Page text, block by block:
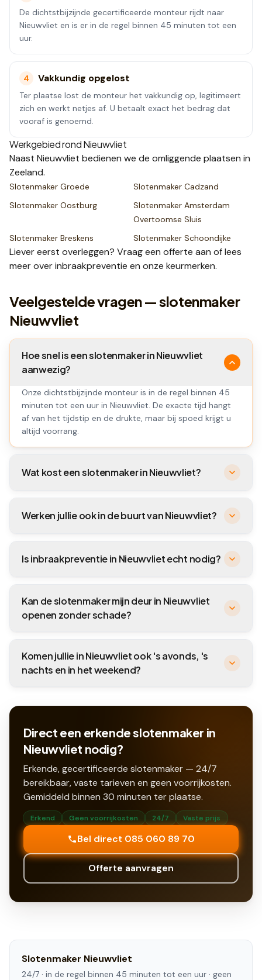
De dichtstbijzijnde gecertificeerde monteur rijdt naar
Nieuwvliet en is er in de regel binnen 45 minuten tot een
uur.
4 Vakkundig opgelost
Ter plaatse lost de monteur het vakkundig op, legitimeert
zich en werkt netjes af. U betaalt exact het bedrag dat
vooraf is genoemd.
Werkgebied rondNieuwvliet
Naast Nieuwvliet bedienen we de omliggende plaatsen in
Zeeland.
Slotenmaker Groede Slotenmaker Cadzand
Slotenmaker Oostburg Slotenmaker Amsterdam
Overtoomse Sluis
Slotenmaker Breskens Slotenmaker Schoondijke
Liever eerst overleggen? Vraag een offerte aan of lees
meer overinbraakpreventie en onze keurmerken.
Veelgestelde vragen — slotenmaker
Nieuwvliet
Hoe snel is een slotenmaker in Nieuwvliet
aanwezig?
Onze dichtstbijzijnde monteur is in de regel binnen 45
minuten tot een uur in Nieuwvliet. De exacte tijd hangt
af van het tijdstip en de drukte, maar bij spoed krijgt u
altijd voorrang.
Wat kost een slotenmaker in Nieuwvliet?
Werken jullie ook in de buurt van Nieuwvliet?
Is inbraakpreventie in Nieuwvliet echt nodig?
Kan de slotenmaker mijn deur in Nieuwvliet
openen zonder schade?
Komen jullie in Nieuwvliet ook 's avonds, 's
nachts en in het weekend?
Direct een erkende slotenmaker in
Nieuwvliet nodig?
Erkende, gecertificeerde slotenmaker — 24/7
bereikbaar, vaste tarieven en geen voorrijkosten.
Gemiddeld binnen 30 minuten ter plaatse.
Erkend Geen voorrijkosten 24/7 Vaste prijs
Bel direct 085 060 89 70
Offerte aanvragen
Slotenmaker Nieuwvliet
24/7 · in de regel binnen 45 minuten tot een uur · geen